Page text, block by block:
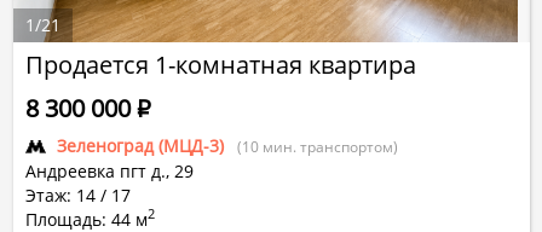
Продается 1-комнатная квартира
Зеленоград (МЦД-3) (10 мин. транспортом)
Андреевка пгт д., 29
Этаж: 14 / 17
Площадь: 44 м2
8 300 000Р
1/21